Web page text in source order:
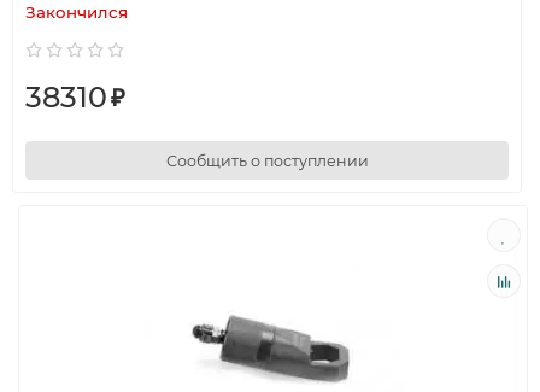
Закончился
38310₽
Сообщить о поступлении